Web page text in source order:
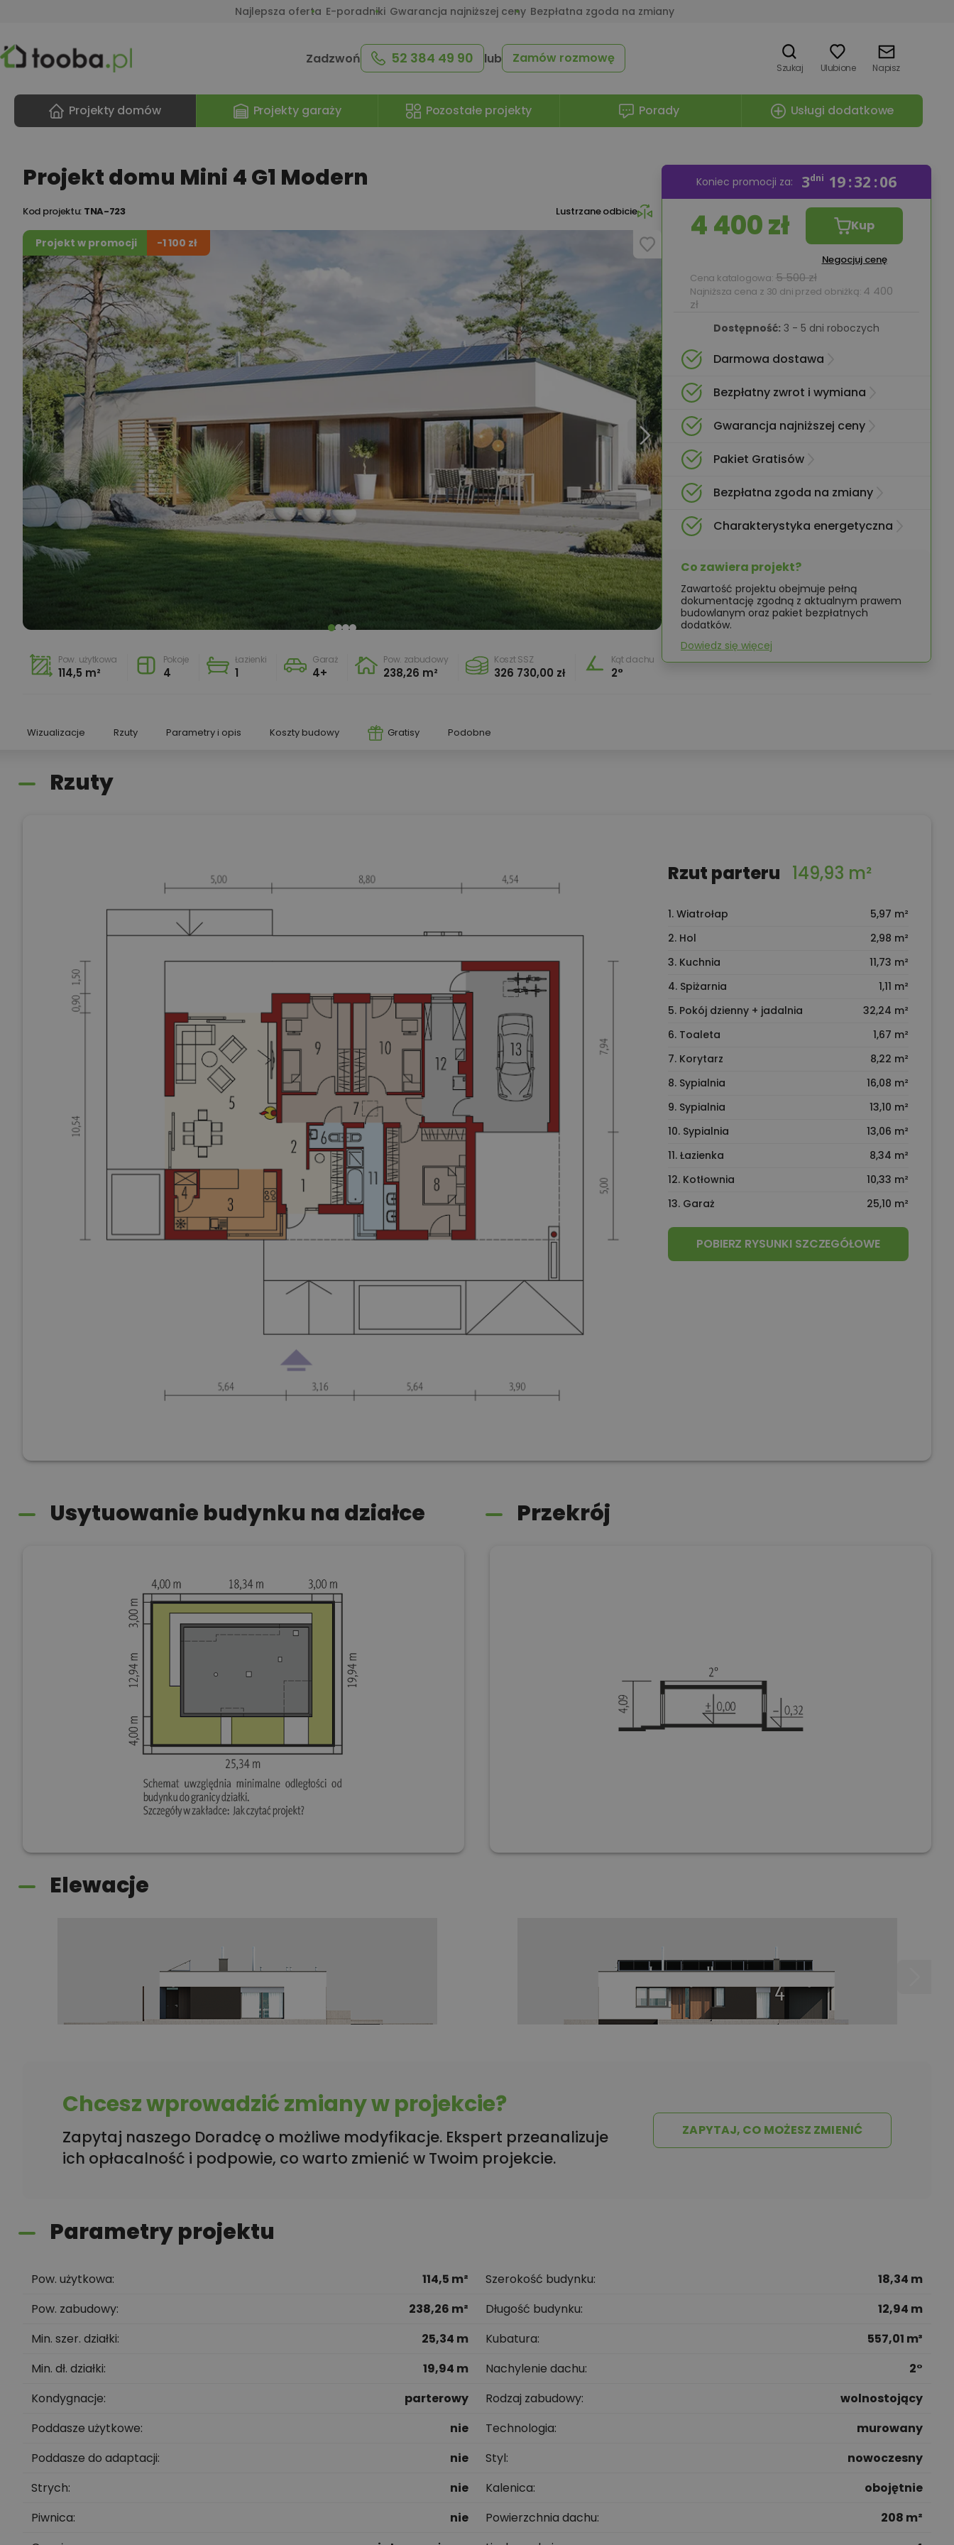
Najlepsza oferta E-poradniki Gwarancja najniższej ceny Bezpłatna zgoda na zmiany
Zadzwoń 52 384 49 90 lub Zamów rozmowę
Szukaj Ulubione Napisz
Projekty domów Projekty garaży Pozostałe projekty Porady Usługi dodatkowe
Projekt domu Mini 4 G1 Modern
Kod projektu: TNA-723 Lustrzane odbicie
Projekt w promocji -1 100 zł
Pow. użytkowa
114,5 m²
Pokoje
4
Łazienki
1
Garaż
4+
Pow. zabudowy
238,26 m²
Koszt SSZ
326 730,00 zł
Kąt dachu
2°
Koniec promocji za: 3dni 19 32 05
4 400 zł Kup
Negocjuj cenę
Cena katalogowa: 5 500 zł
Najniższa cena z 30 dni przed obniżką: 4 400
zł
Dostępność: 3 - 5 dni roboczych
Darmowa dostawa
Bezpłatny zwrot i wymiana
Gwarancja najniższej ceny
Pakiet Gratisów
Bezpłatna zgoda na zmiany
Charakterystyka energetyczna
Co zawiera projekt?
Zawartość projektu obejmuje pełną
dokumentację zgodną z aktualnym prawem
budowlanym oraz pakiet bezpłatnych
dodatków.
Dowiedz się więcej
Wizualizacje Rzuty Parametry i opis Koszty budowy Gratisy Podobne
Rzuty
Rzut parteru 149,93 m²
1. Wiatrołap
5,97 m²
2. Hol
2,98 m²
3. Kuchnia
11,73 m²
4. Spiżarnia
1,11 m²
5. Pokój dzienny + jadalnia
32,24 m²
6. Toaleta
1,67 m²
7. Korytarz
8,22 m²
8. Sypialnia
16,08 m²
9. Sypialnia
13,10 m²
10. Sypialnia
13,06 m²
11. Łazienka
8,34 m²
12. Kotłownia
10,33 m²
13. Garaż
25,10 m²
POBIERZ RYSUNKI SZCZEGÓŁOWE
Usytuowanie budynku na działce Przekrój
Elewacje
Chcesz wprowadzić zmiany w projekcie?
Zapytaj naszego Doradcę o możliwe modyfikacje. Ekspert przeanalizuje
ich opłacalność i podpowie, co warto zmienić w Twoim projekcie.
ZAPYTAJ, CO MOŻESZ ZMIENIĆ
Parametry projektu
Pow. użytkowa
114,5 m²
Pow. zabudowy
238,26 m²
Min. szer. działki
25,34 m
Min. dł. działki
19,94 m
Kondygnacje
parterowy
Poddasze użytkowe
nie
Poddasze do adaptacji
nie
Strych
nie
Piwnica
nie
Szerokość budynku
18,34 m
Długość budynku
12,94 m
Kubatura
557,01 m³
Nachylenie dachu
2°
Rodzaj zabudowy
wolnostojący
Technologia
murowany
Styl
nowoczesny
Kalenica
obojętnie
Powierzchnia dachu
208 m²